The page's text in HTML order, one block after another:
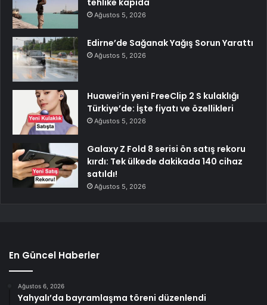
tehlike kapıda
Ağustos 5, 2026
Edirne’de Sağanak Yağış Sorun Yarattı
Ağustos 5, 2026
Huawei’in yeni FreeClip 2 S kulaklığı
Türkiye’de: İşte fiyatı ve özellikleri
Ağustos 5, 2026
Galaxy Z Fold 8 serisi ön satış rekoru
kırdı: Tek ülkede dakikada 140 cihaz
satıldı!
Ağustos 5, 2026
En Güncel Haberler
Ağustos 6, 2026
Yahyalı’da bayramlaşma töreni düzenlendi